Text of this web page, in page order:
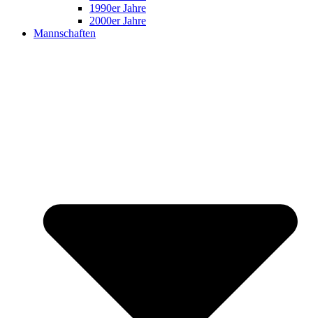
1990er Jahre
2000er Jahre
Mannschaften